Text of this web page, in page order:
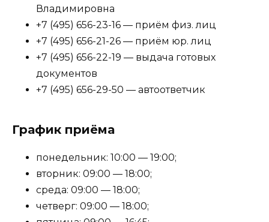
Владимировна
+7 (495) 656-23-16 — приём физ. лиц
+7 (495) 656-21-26 — приём юр. лиц
+7 (495) 656-22-19 — выдача готовых
документов
+7 (495) 656-29-50 — автоответчик
График приёма
понедельник: 10:00 — 19:00;
вторник: 09:00 — 18:00;
среда: 09:00 — 18:00;
четверг: 09:00 — 18:00;